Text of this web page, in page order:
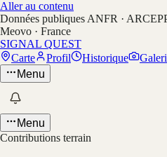
Aller au contenu
Données publiques ANFR · ARCEP
Meovo · France
SIGNAL QUEST
Carte
Profil Historique
Menu
Menu
Contributions terrain